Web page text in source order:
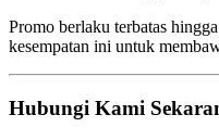
Promo berlaku terbatas
kesempatan ini untuk
Hubungi Kami